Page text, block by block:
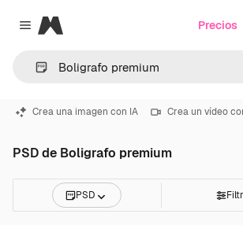
Close menu
Magnific Precios
Crea una imagen con IA Crea un vídeo
PSD de Boligrafo premium
PSD